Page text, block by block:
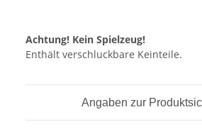
Achtung! Kein Spielzeug!
Enthält verschluckbare Keinteile.
Angaben zur